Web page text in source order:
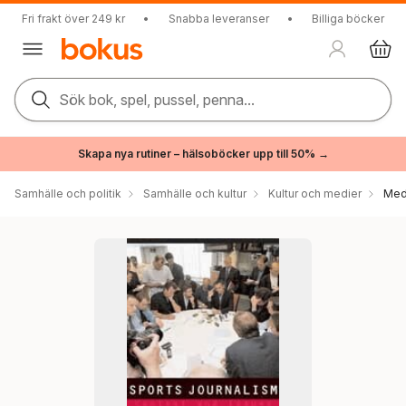
Fri frakt över 249 kr • Snabba leveranser • Billiga böcker
Sök bok, spel, pussel, penna...
Skapa nya rutiner – hälsoböcker upp till 50% →
Samhälle och politik Samhälle och kultur Kultur och medier